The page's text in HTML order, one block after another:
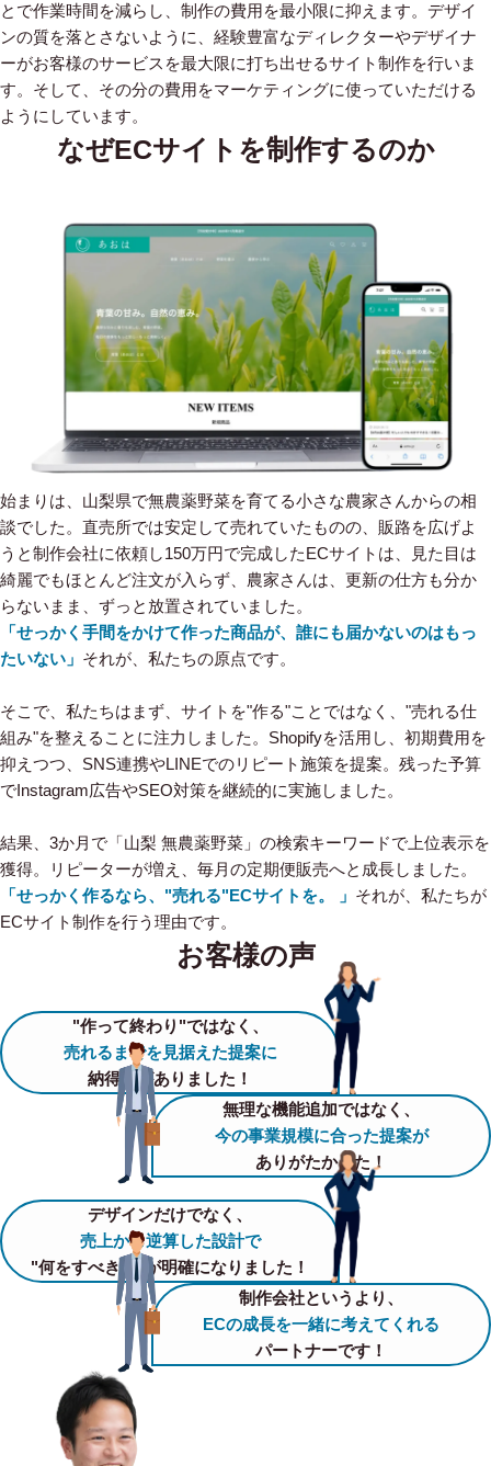
とで作業時間を減らし、制作の費用を最小限に抑えます。デザイ
ンの質を落とさないように、経験豊富なディレクターやデザイナ
ーがお客様のサービスを最大限に打ち出せるサイト制作を行いま
す。そして、その分の費用をマーケティングに使っていただける
ようにしています。
なぜECサイトを制作するのか
始まりは、山梨県で無農薬野菜を育てる小さな農家さんからの相
談でした。直売所では安定して売れていたものの、販路を広げよ
うと制作会社に依頼し150万円で完成したECサイトは、見た目は
綺麗でもほとんど注文が入らず、農家さんは、更新の仕方も分か
らないまま、ずっと放置されていました。
「せっかく手間をかけて作った商品が、誰にも届かないのはもっ
たいない」 それが、私たちの原点です。
そこで、私たちはまず、サイトを"作る"ことではなく、"売れる仕
組み"を整えることに注力しました。Shopifyを活用し、初期費用を
抑えつつ、SNS連携やLINEでのリピート施策を提案。残った予算
でInstagram広告やSEO対策を継続的に実施しました。
結果、3か月で「山梨 無農薬野菜」の検索キーワードで上位表示を
獲得。リピーターが増え、毎月の定期便販売へと成長しました。
「せっかく作るなら、"売れる"ECサイトを。 」 それが、私たちが
ECサイト制作を行う理由です。
お客様の声
"作って終わり"ではなく、
売れるまでを見据えた提案に
納得感がありました！
無理な機能追加ではなく、
今の事業規模に合った提案が
ありがたかった！
デザインだけでなく、
売上から逆算した設計で
"何をすべきか"が明確になりました！
制作会社というより、
ECの成長を一緒に考えてくれる
パートナーです！